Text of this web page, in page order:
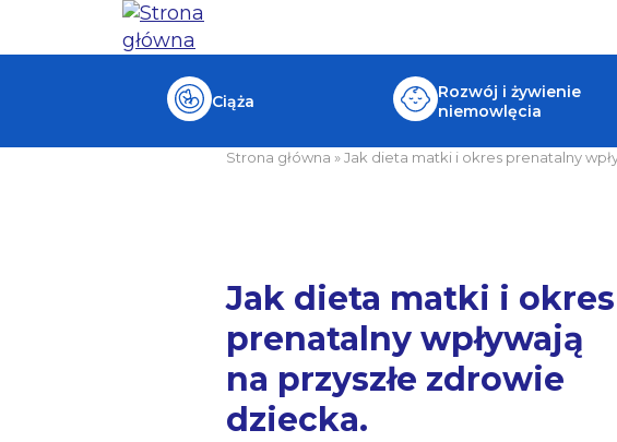
Ciąża
Rozwój i żywienie
niemowlęcia
Strona główna »Jak dieta matki i okres prenatalny
Jak dieta matki i okres
prenatalny wpływają
na przyszłe zdrowie
dziecka.